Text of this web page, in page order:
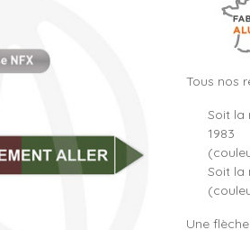
Tous nos
Soit la
1983
Soit la
Une